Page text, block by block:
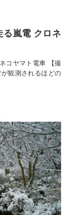
嵐電 クロネ
コヤマト電車 【撮
観測されるほどの